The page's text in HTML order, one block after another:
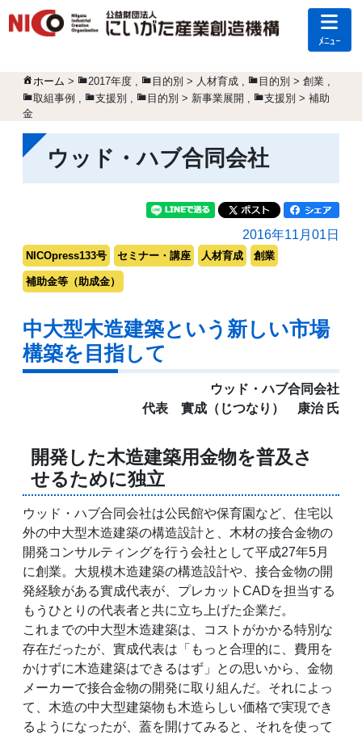
ﾒﾆｭｰ
ホーム > 2017年度 , 目的別 > 人材育成 , 目的別 > 創業 ,
取組事例 , 支援別 , 目的別 > 新事業展開 ,
支援別 > 補助
金
ウッド・ハブ合同会社
2016年11月01日
NICOpress133号 セミナー・講座 人材育成 創業
補助金等（助成金）
中大型木造建築という新しい市場
構築を目指して
ウッド・ハブ合同会社
代表 實成（じつなり） 康治 氏
開発した木造建築用金物を普及さ
せるために独立
ウッド・ハブ合同会社は公民館や保育園など、住宅以
外の中大型木造建築の構造設計と、木材の接合金物の
開発コンサルティングを行う会社として平成27年5月
に創業。大規模木造建築の構造設計や、接合金物の開
発経験がある實成代表が、プレカットCADを担当する
もうひとりの代表者と共に立ち上げた企業だ。
これまでの中大型木造建築は、コストがかかる特別な
存在だったが、實成代表は「もっと合理的に、費用を
かけずに木造建築はできるはず」との思いから、金物
メーカーで接合金物の開発に取り組んだ。それによっ
て、木造の中大型建築物も木造らしい価格で実現でき
るようになったが、蓋を開けてみると、それを使って